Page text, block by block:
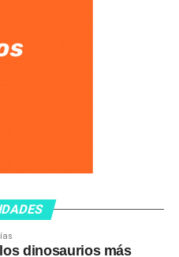
dinosaurios más